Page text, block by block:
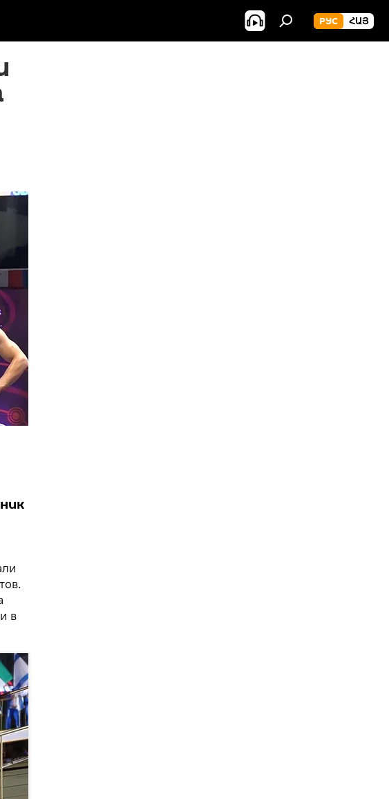
РУС ՀԱՅ
в